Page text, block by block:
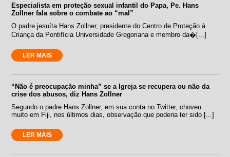
Especialista em proteção sexual infantil do Papa, Pe. Hans
Zollner fala sobre o combate ao “mal”
O padre jesuíta Hans Zollner, presidente do Centro de Proteção à
Criança da Pontifícia Universidade Gregoriana e membro da�[...]
LER MAIS
“Não é preocupação minha” se a Igreja se recupera ou não da
crise dos abusos, diz Hans Zollner
Segundo o padre Hans Zollner, em sua conta no Twitter, choveu
muito em Fiji, nos últimos dias, observação que poderia ter sido [...]
LER MAIS